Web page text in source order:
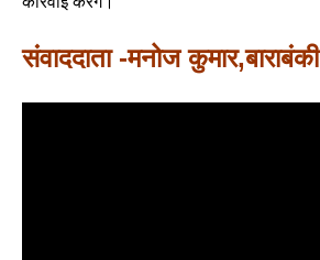
संवाददाता -मनोज कुमार,बाराबंकी